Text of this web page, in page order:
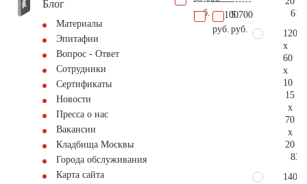
Блог
Материалы
Эпитафии
Вопрос - Ответ
Сотрудники
Сертификаты
Новости
Пресса о нас
Вакансии
Кладбища Москвы
Города обслуживания
Карта сайта
руб. 11.100
руб.
5.700
руб.
120
x
60
x
10
15
x
70
x
20
140